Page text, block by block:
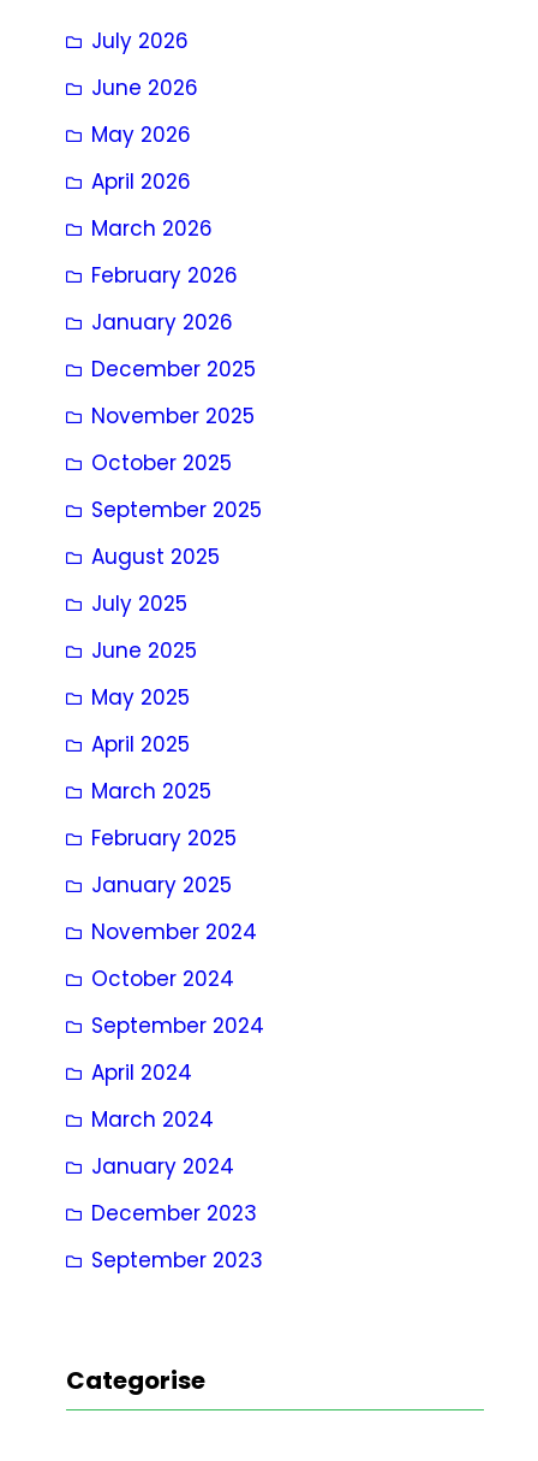
July 2026
June 2026
May 2026
April 2026
March 2026
February 2026
January 2026
December 2025
November 2025
October 2025
September 2025
August 2025
July 2025
June 2025
May 2025
April 2025
March 2025
February 2025
January 2025
November 2024
October 2024
September 2024
April 2024
March 2024
January 2024
December 2023
September 2023
Categorise